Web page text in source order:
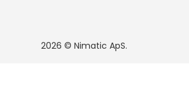
2026 © Nimatic ApS.